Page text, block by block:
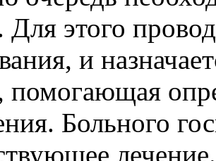
Для этого
и
помогающая
Больного